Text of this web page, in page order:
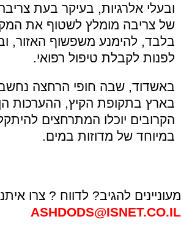
ובעלי אלרגיות, בעיקר בעת
של צריבה מומלץ לשטוף את
בלבד, להימנע משפשוף האזור,
לפנות לקבלת טיפול רפואי.
באשדוד, שבה חופי הרחצה
בארץ בתקופת הקיץ, ההערכות
הקרובים יוכלו המתרחצים
במיוחד של מדוזות במים.
מעוניינים להגיב? לדווח ? צרו
ASHDODS@ISNET.CO.IL